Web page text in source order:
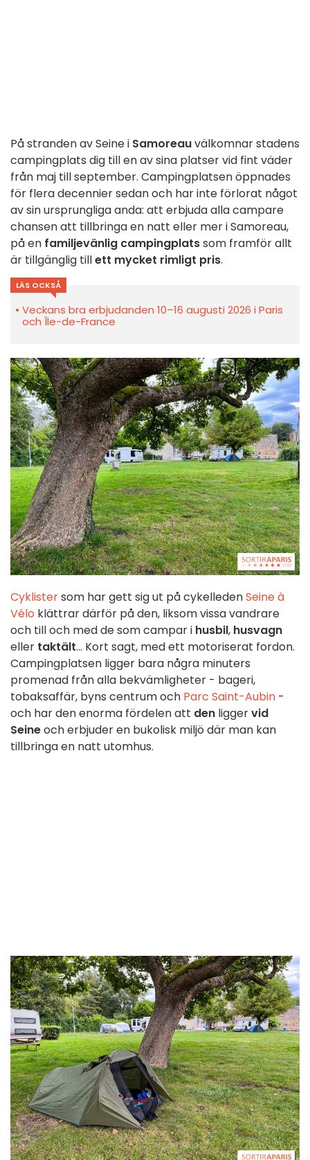
På stranden av Seine i Samoreauvälkomnar stadens
campingplats dig till en av sina platser vid fint väder
från maj till september. Campingplatsen öppnades
för flera decennier sedan och har inte förlorat något
av sin ursprungliga anda: att erbjuda alla campare
chansen att tillbringa en natt eller mer i Samoreau,
på en familjevänlig campingplatssom framför allt
är tillgänglig tillett mycket rimligt pris.
LÄS OCKSÅ
Veckans bra erbjudanden 10–16 augusti 2026 i Paris
och Île-de-France
Cyklistersom har gett sig ut på cykelledenSeine à
Vélo klättrar därför på den, liksom vissa vandrare
och till och med de som campar i husbil, husvagn
eller taktält... Kort sagt, med ett motoriserat fordon.
Campingplatsen ligger bara några minuters
promenad från alla bekvämligheter - bageri,
tobaksaffär, byns centrum och Parc Saint-Aubin -
och har den enorma fördelen att den liggervid
Seineoch erbjuder en bukolisk miljö där man kan
tillbringa en natt utomhus.